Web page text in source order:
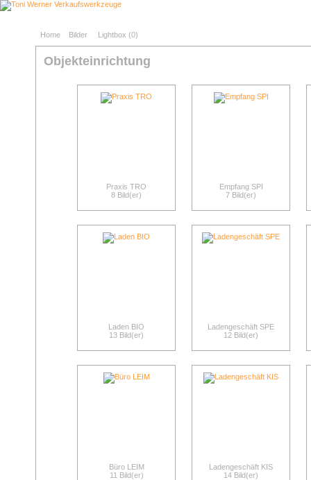
Home Bilder Lightbox (0)
Objekteinrichtung
Praxis TRO
8 Bild(er)
Empfang SPI
7 Bild(er)
Laden BIO
13 Bild(er)
Ladengeschäft SPE
12 Bild(er)
Büro LEIM
11 Bild(er)
Ladengeschäft KIS
14 Bild(er)